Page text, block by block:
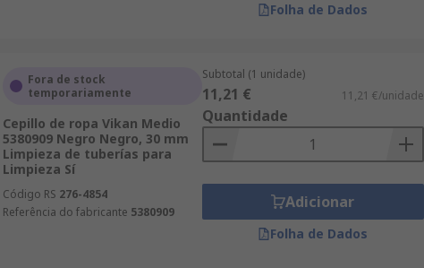
Folha de Dados
Fora de stock
temporariamente
Cepillo de ropa Vikan Medio
5380909 Negro Negro, 30 mm
Limpieza de tuberías para
Limpieza Sí
Código RS 276-4854
Referência do fabricante 5380909
Subtotal (1 unidade)
11,21 € 11,21 €/unidade
Quantidade
Adicionar
Folha de Dados